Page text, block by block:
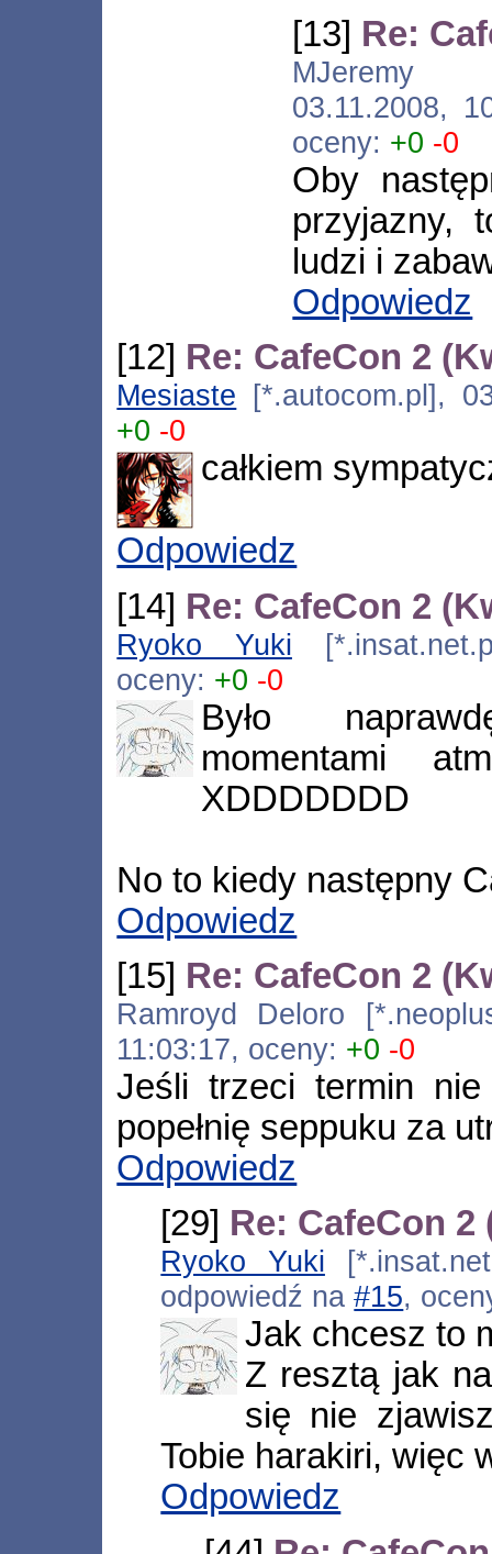
[13] Re:
MJeremy
03.11.2008,
oceny: +0 -0
Oby
przyjazny,
ludzi i
Odpowiedz
[12] Re: CafeCon 2
Mesiaste [*.autocom.pl],
+0 -0
całkiem
Odpowiedz
[14] Re: CafeCon 2
Ryoko Yuki
oceny: +0 -0
Było
momentami
XDDDDDDD
No to kiedy następny
Odpowiedz
[15] Re: CafeCon 2
Ramroyd Deloro
11:03:17, oceny: +0 -0
Jeśli trzeci termin
popełnię seppuku za
Odpowiedz
[29] Re: CafeCon 2
Ryoko Yuki
odpowiedź na#15,
Jak chcesz to
Z resztą jak
się nie
Tobie harakiri, więc
Odpowiedz